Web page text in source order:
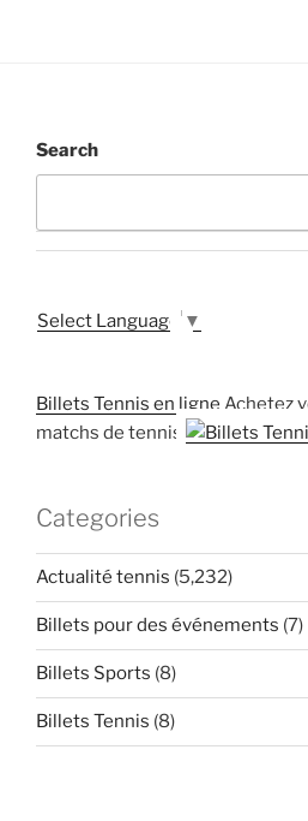
Search
Select Language ▼
Billets Tennis en ligne Achetez
matchs de tennis
Categories
Actualité tennis (5,232)
Billets pour des événements (7)
Billets Sports (8)
Billets Tennis (8)